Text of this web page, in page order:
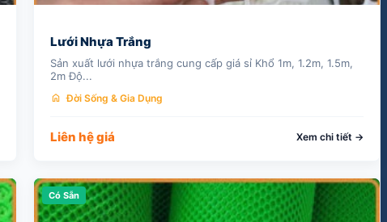
Lưới Nhựa Trắng
Sản xuất lưới nhựa trắng cung cấp giá sỉ Khổ 1m, 1.2m, 1.5m,
2m Độ...
home Đời Sống & Gia Dụng
Liên hệ giá Xem chi tiết →
Có Sẵn